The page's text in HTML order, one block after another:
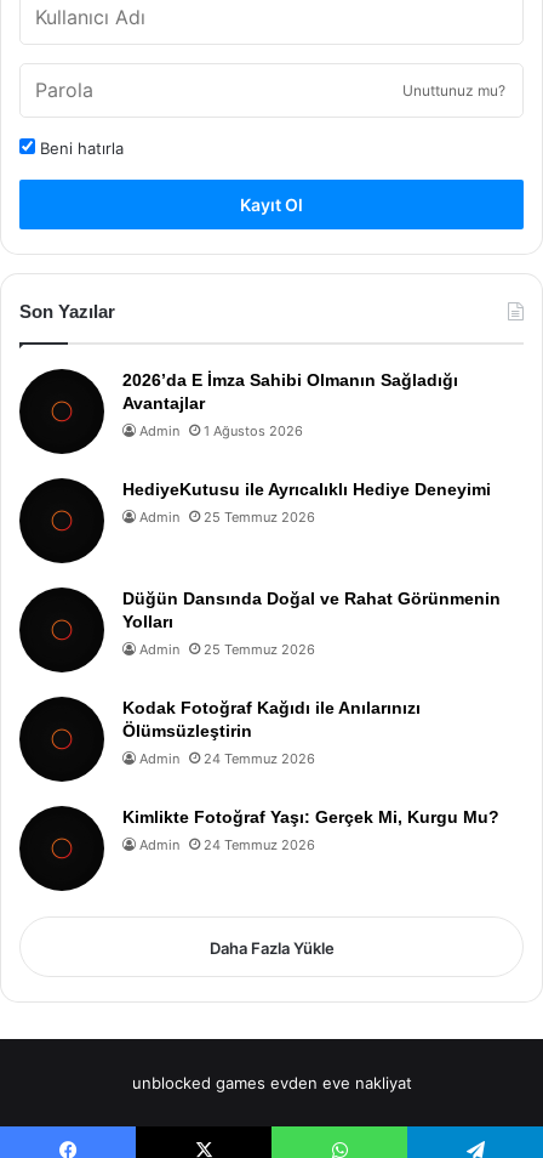
Unuttunuz mu?
Beni hatırla
Kayıt Ol
Son Yazılar
2026’da E İmza Sahibi Olmanın Sağladığı
Avantajlar
Admin 1 Ağustos 2026
HediyeKutusu ile Ayrıcalıklı Hediye Deneyimi
Admin 25 Temmuz 2026
Düğün Dansında Doğal ve Rahat Görünmenin
Yolları
Admin 25 Temmuz 2026
Kodak Fotoğraf Kağıdı ile Anılarınızı
Ölümsüzleştirin
Admin 24 Temmuz 2026
Kimlikte Fotoğraf Yaşı: Gerçek Mi, Kurgu Mu?
Admin 24 Temmuz 2026
Daha Fazla Yükle
unblocked games evden eve nakliyat